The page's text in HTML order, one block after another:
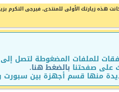
هذه زيارتك الأولى للمنتدى، فيرجى التكرم
للملفات المضغوطة لتصل إلى 15 ميجا
على صفحتنا بالضغط هنا.
منها قسم أجهزة بين سبورت